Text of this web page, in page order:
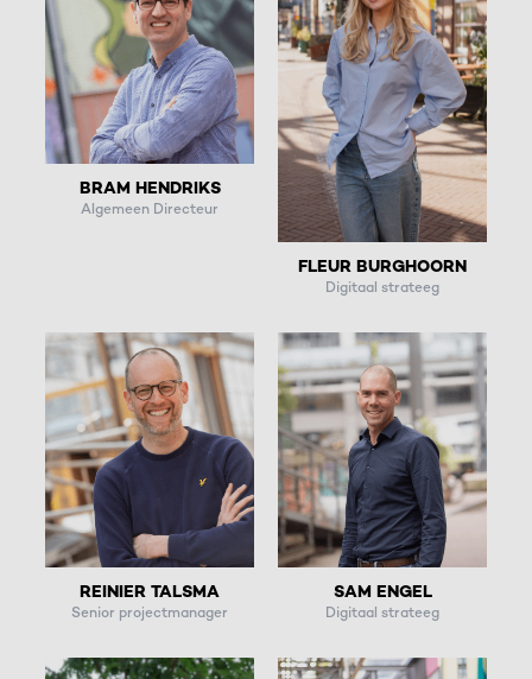
BRAM HENDRIKS
Algemeen Directeur
FLEUR BURGHOORN
Digitaal strateeg
REINIER TALSMA
Senior projectmanager
SAM ENGEL
Digitaal strateeg